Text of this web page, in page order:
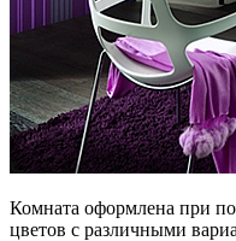
Комната оформлена при
цветов с различными